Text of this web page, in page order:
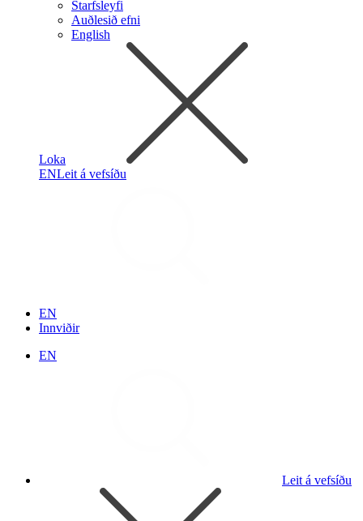
Starfsleyfi
Auðlesið efni
English
Loka
ENLeit á vefsíðu
EN
Innviðir
EN
Leit á vefsíðu